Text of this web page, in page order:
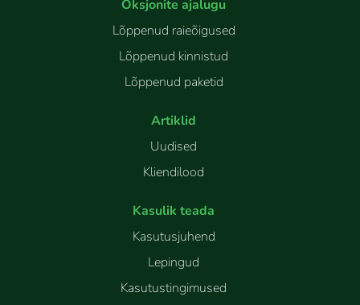
Oksjonite ajalugu
Lõppenud raieõigused
Lõppenud kinnistud
Lõppenud paketid
Artiklid
Uudised
Kliendilood
Kasulik teada
Kasutusjuhend
Lepingud
Kasutustingimused